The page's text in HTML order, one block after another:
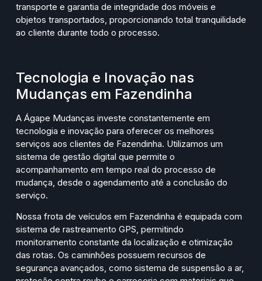
transporte e garantia de integridade dos móveis e
objetos transportados, proporcionando total tranquilidade
ao cliente durante todo o processo.
Tecnologia e Inovação nas
Mudanças em Fazendinha
A Ágape Mudanças investe constantemente em
tecnologia e inovação para oferecer os melhores
serviços aos clientes de Fazendinha. Utilizamos um
sistema de gestão digital que permite o
acompanhamento em tempo real do processo de
mudança, desde o agendamento até a conclusão do
serviço.
Nossa frota de veículos em Fazendinha é equipada com
sistema de rastreamento GPS, permitindo
monitoramento constante da localização e otimização
das rotas. Os caminhões possuem recursos de
segurança avançados, como sistema de suspensão a ar,